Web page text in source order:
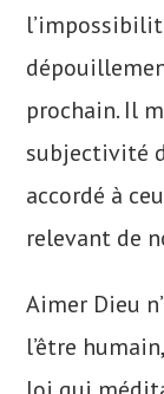
prochain. Il
subjectivité
accordé à
relevant de
Aimer Dieu
l’être